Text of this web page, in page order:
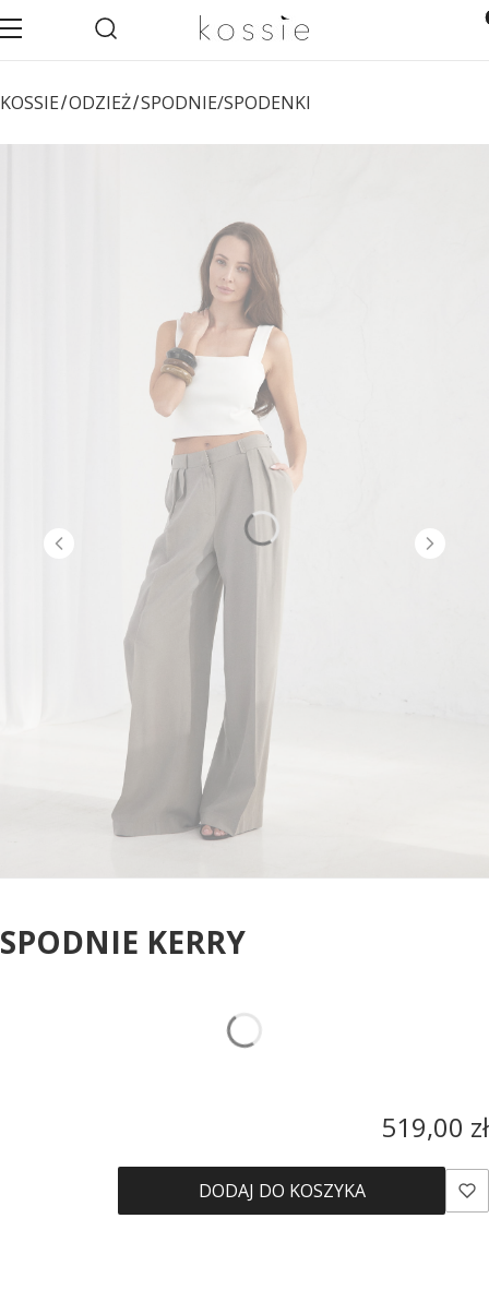
Menu Otwórz wyszukiwarkę
Szukaj
KOSSIE ODZIEŻ SPODNIE/SPODENKI
SPODNIE KERRY
Cena
519,00 zł
DODAJ DO KOSZYKA